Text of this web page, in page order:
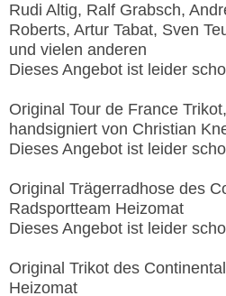
Rudi Altig, Ralf Grabsch,
Roberts, Artur Tabat, Sven
und vielen anderen
Dieses Angebot ist leider
Original Tour de France
handsigniert von Christian
Dieses Angebot ist leider
Original Trägerradhose des
Radsportteam Heizomat
Dieses Angebot ist leider
Original Trikot des
Heizomat